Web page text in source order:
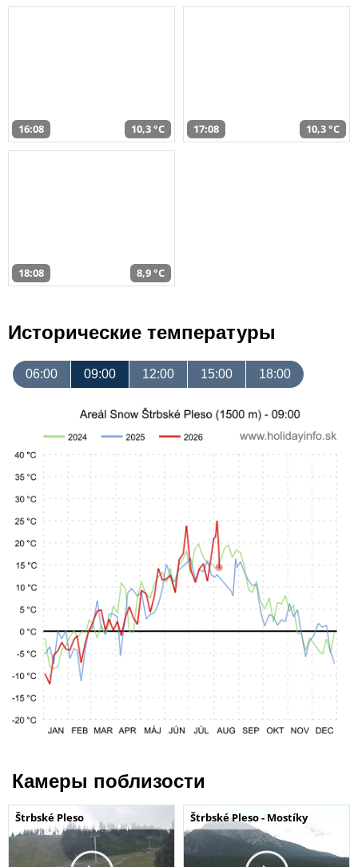
16:08 10,3 °C 17:08 10,3 °C
18:08 8,9 °C
Исторические температуры
06:00 09:00 12:00 15:00 18:00
Камеры поблизости
Štrbské Pleso Štrbské Pleso - Mostíky